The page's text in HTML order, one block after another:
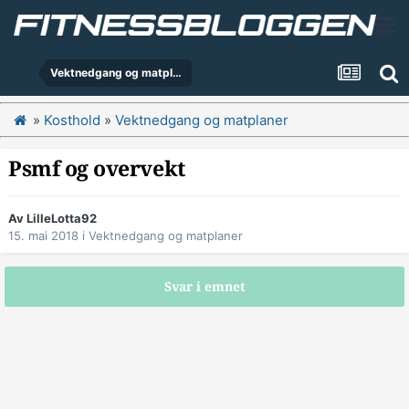
Vektnedgang og matplaner
» Kosthold » Vektnedgang og matplaner
Psmf og overvekt
AvLilleLotta92
15. mai 2018 i Vektnedgang og matplaner
Svar i emnet